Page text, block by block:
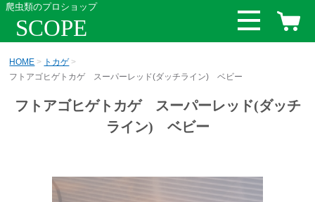
爬虫類のプロショップ
SCOPE
HOME
トカゲ
フトアゴヒゲトカゲ スーパーレッド(ダッチライン) ベビー
フトアゴヒゲトカゲ スーパーレッド(ダッチ
ライン) ベビー